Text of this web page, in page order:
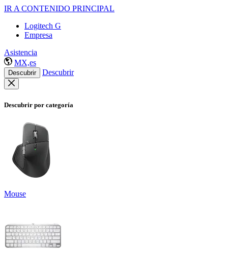
IR A CONTENIDO PRINCIPAL
Logitech G
Empresa
Asistencia
MX,es
Descubrir Descubrir
Descubrir por categoría
Mouse